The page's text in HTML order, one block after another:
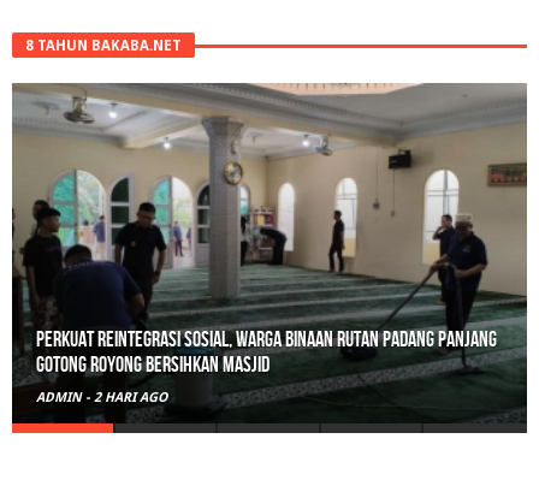
8 TAHUN BAKABA.NET
Polisi Sita 82 Paket Ganja Siap Edar di Tanah Datar
ADMIN - 3 HARI AGO